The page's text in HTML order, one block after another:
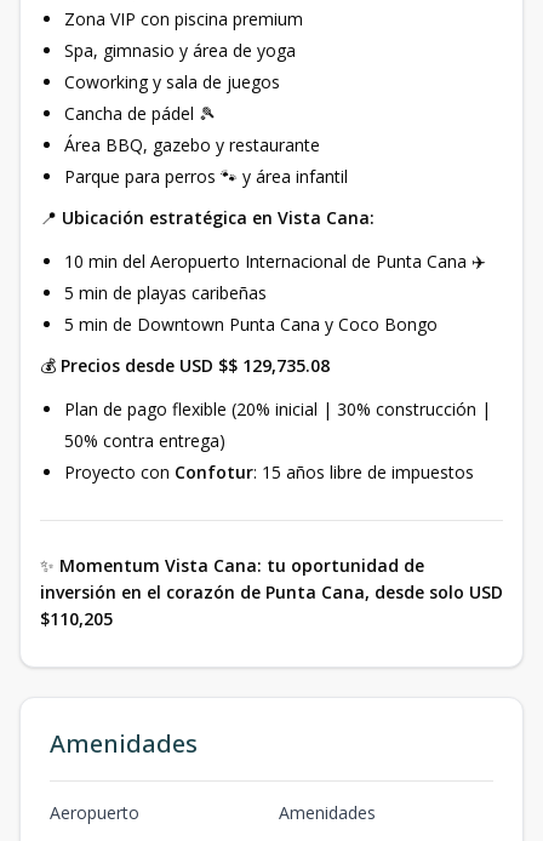
Zona VIP con piscina premium
Spa, gimnasio y área de yoga
Coworking y sala de juegos
Cancha de pádel 🎾
Área BBQ, gazebo y restaurante
Parque para perros 🐾 y área infantil
📍 Ubicación estratégica en Vista Cana:
10 min del Aeropuerto Internacional de Punta Cana ✈️
5 min de playas caribeñas
5 min de Downtown Punta Cana y Coco Bongo
💰 Precios desde USD $$ 129,735.08
Plan de pago flexible (20% inicial | 30% construcción |
50% contra entrega)
Proyecto con Confotur: 15 años libre de impuestos
✨ Momentum Vista Cana: tu oportunidad de
inversión en el corazón de Punta Cana, desde solo USD
$110,205
Amenidades
Aeropuerto
Amenidades